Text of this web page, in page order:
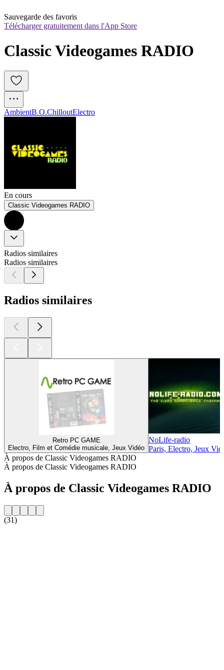
Sauvegarde des favoris
Télécharger gratuitement dans l'App Store
Classic Videogames RADIO
AmbientB.O.ChilloutElectro
En cours
Classic Videogames RADIO
Radios similaires
Radios similaires
Radios similaires
Retro PC GAME
Electro, Film et Comédie musicale, Jeux Vidéo
NoLife-radio
Paris, Electro, Jeux
À propos de Classic Videogames RADIO
À propos de Classic Videogames RADIO
À propos de Classic Videogames RADIO
(31)